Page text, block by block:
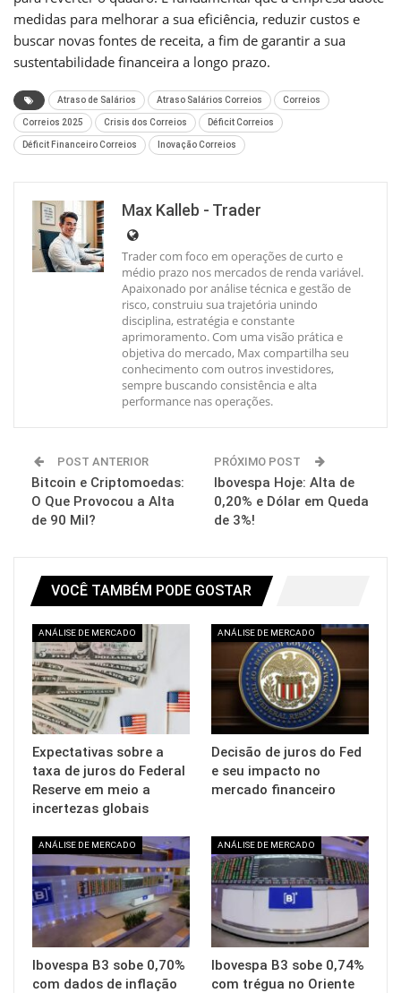
medidas para melhorar a sua eficiência, reduzir custos e
buscar novas fontes de receita, a fim de garantir a sua
sustentabilidade financeira a longo prazo.
Atraso de Salários Atraso Salários Correios Correios
Correios 2025 Crisis dos Correios Déficit Correios
Déficit Financeiro Correios Inovação Correios
Max Kalleb - Trader
Trader com foco em operações de curto e
médio prazo nos mercados de renda variável.
Apaixonado por análise técnica e gestão de
risco, construiu sua trajetória unindo
disciplina, estratégia e constante
aprimoramento. Com uma visão prática e
objetiva do mercado, Max compartilha seu
conhecimento com outros investidores,
sempre buscando consistência e alta
performance nas operações.
POST ANTERIOR
Bitcoin e Criptomoedas:
O Que Provocou a Alta
de 90 Mil?
PRÓXIMO POST
Ibovespa Hoje: Alta de
0,20% e Dólar em Queda
de 3%!
VOCÊ TAMBÉM PODE GOSTAR
ANÁLISE DE MERCADO
Expectativas sobre a
taxa de juros do Federal
Reserve em meio a
incertezas globais
ANÁLISE DE MERCADO
Decisão de juros do Fed
e seu impacto no
mercado financeiro
ANÁLISE DE MERCADO
Ibovespa B3 sobe 0,70%
com dados de inflação
ANÁLISE DE MERCADO
Ibovespa B3 sobe 0,74%
com trégua no Oriente